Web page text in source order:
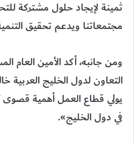
ثمينة لإيجاد حلول مشتركة
مجتمعاتنا ويدعم تحقيق
ومن جانبه، أكد الأمين العام
التعاون لدول الخليج العربية
يولي قطاع العمل أهمية قصوى
في دول الخليج».